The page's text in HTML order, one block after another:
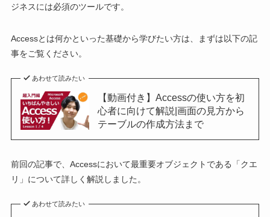
ジネスには必須のツールです。
Accessとは何かといった基礎から学びたい方は、まずは以下の記
事をご覧ください。
あわせて読みたい
【動画付き】Accessの使い方を初
心者に向けて解説|画面の見方から
テーブルの作成方法まで
前回の記事で、Accessにおいて最重要オブジェクトである「クエ
リ」について詳しく解説しました。
あわせて読みたい